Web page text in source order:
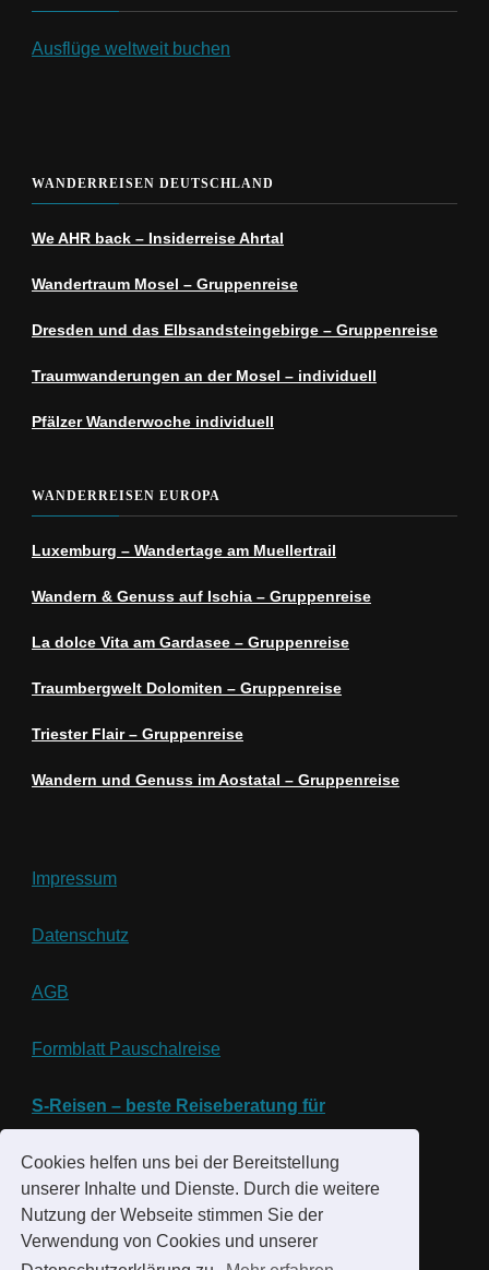
Cookies helfen uns bei der Bereitstellung
unserer Inhalte und Dienste. Durch die weitere
Nutzung der Webseite stimmen Sie der
Verwendung von Cookies und unserer
Ausflüge weltweit buchen
WANDERREISEN DEUTSCHLAND
We AHR back – Insiderreise Ahrtal
Wandertraum Mosel – Gruppenreise
Dresden und das Elbsandsteingebirge – Gruppenreise
Traumwanderungen an der Mosel – individuell
Pfälzer Wanderwoche individuell
WANDERREISEN EUROPA
Luxemburg – Wandertage am Muellertrail
Wandern & Genuss auf Ischia – Gruppenreise
La dolce Vita am Gardasee – Gruppenreise
Traumbergwelt Dolomiten – Gruppenreise
Triester Flair – Gruppenreise
Wandern und Genuss im Aostatal – Gruppenreise
Impressum
Datenschutz
AGB
Formblatt Pauschalreise
S-Reisen – beste Reiseberatung für